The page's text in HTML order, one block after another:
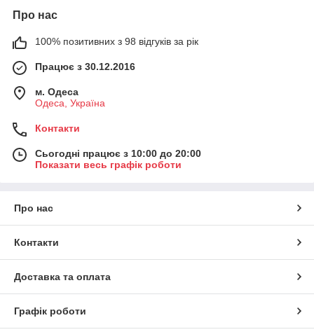
Про нас
100% позитивних з 98 відгуків за рік
Працює з 30.12.2016
м. Одеса
Одеса, Україна
Контакти
Сьогодні працює з 10:00 до 20:00
Показати весь графік роботи
Про нас
Контакти
Доставка та оплата
Графік роботи